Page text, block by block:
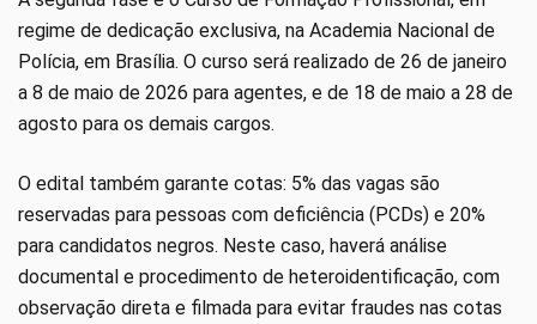
regime de dedicação exclusiva, na Academia Nacional de
Polícia, em Brasília. O curso será realizado de 26 de janeiro
a 8 de maio de 2026 para agentes, e de 18 de maio a 28 de
agosto para os demais cargos.
O edital também garante cotas: 5% das vagas são
reservadas para pessoas com deficiência (PCDs) e 20%
para candidatos negros. Neste caso, haverá análise
documental e procedimento de heteroidentificação, com
observação direta e filmada para evitar fraudes nas cotas